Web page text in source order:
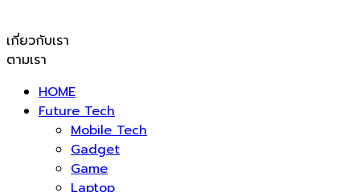
เกี่ยวกับเรา
ตามเรา
HOME
Future Tech
Mobile Tech
Gadget
Game
Laptop